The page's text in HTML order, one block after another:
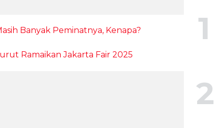
Banyak Peminatnya, Kenapa?
Ramaikan Jakarta Fair 2025
1
2